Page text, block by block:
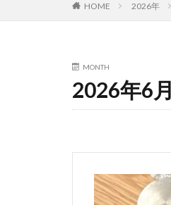
HOME 2026年
MONTH
2026年6月